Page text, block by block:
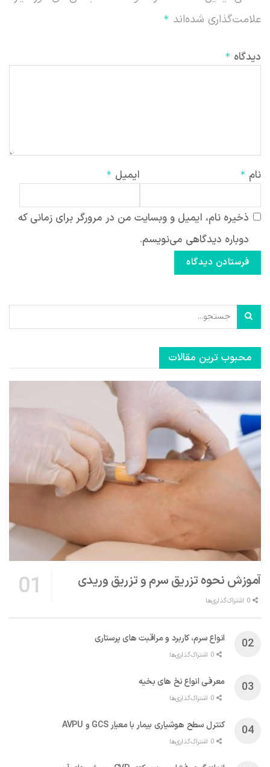
علامت‌گذاری شده‌اند *
دیدگاه *
نام * ایمیل *
ذخیره نام، ایمیل و وبسایت من در مرورگر برای زمانی که
دوباره دیدگاهی می‌نویسم.
محبوب ترین مقالات
آموزش نحوه تزریق سرم و تزریق وریدی
انواع سرم، کاربرد و مراقبت‌ های پرستاری
معرفی انواع نخ های بخیه
کنترل سطح هوشیاری بیمار با معیار GCS و AVPU